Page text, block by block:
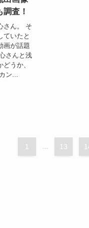
査！
さん。 そ
ていたと
画が話題
さんと浅
うか、
ン...
1 13